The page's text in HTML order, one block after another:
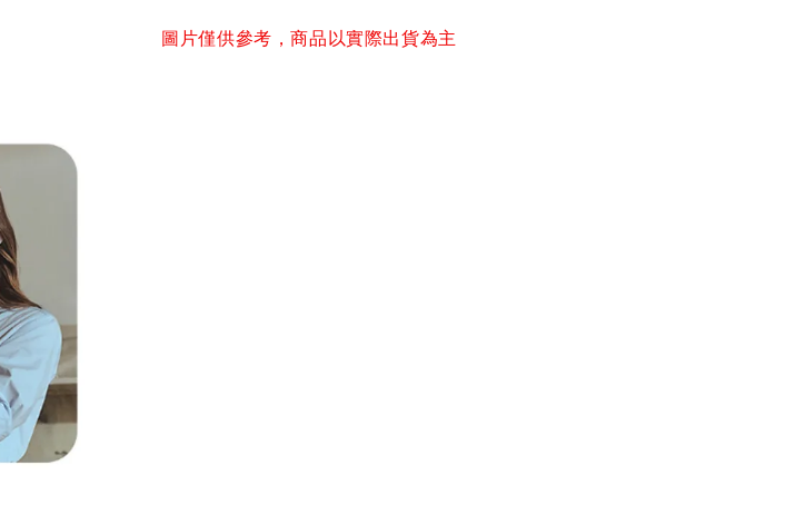
圖片僅供參考，商品以實際出貨為主